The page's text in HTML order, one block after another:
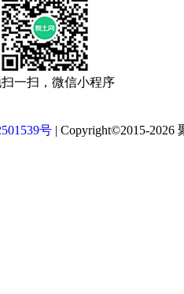
扫一扫，微信小程序
号 | Copyright©2015-2026